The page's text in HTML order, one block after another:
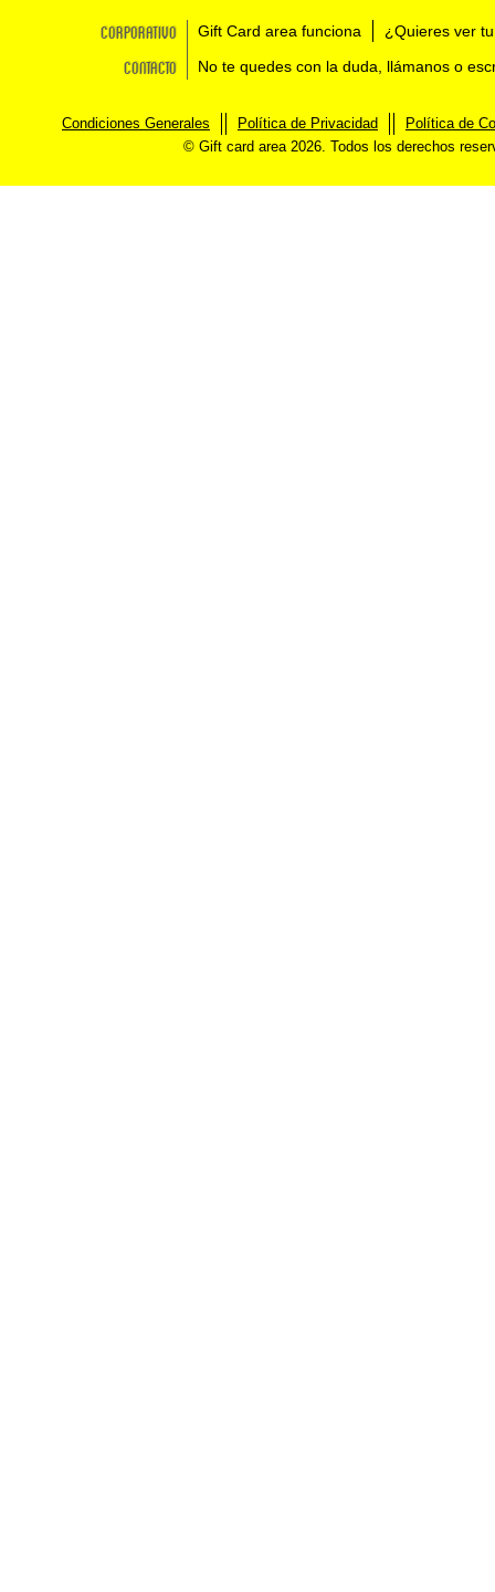
Corporativo Gift Card area funciona ¿Quieres ver
Contacto No te quedes con la duda, llámanos o
Condiciones Generales Política de Privacidad
Política de
© Gift card area 2026. Todos los derechos